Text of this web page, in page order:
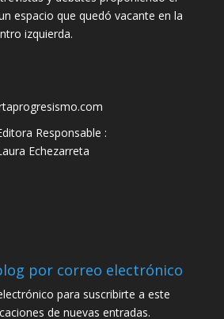
espacio que quedó vacante en la
izquierda.
Responsable :
Echezarreta
por correo electrónico
para suscribirte a este
de nuevas entradas.